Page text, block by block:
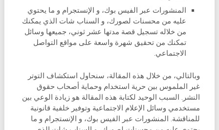
المنشورات عبر الفيس بوك، و الإنستجرام و ما يحتوي
عليه من محسنات لصورك، و السناب شات الذي يمكنك
من خلاله تسجيل قصة مدتها عشر ثوني، جميعها وسائل
تمكنك من تحقيق شهرة واسعة على مواقع التواصل
الاجتماعي.
وبالتالي، من خلال هذه المقالة، سنحاول استكشاف التوتر
غير الملموس بين حرية استخدام وحماية أصحاب حقوق
النشر. السبب الوحيد لكتابة هذه المقالة هو زيادة الوعي بين
مستخدمي وسائل الإعلام الاجتماعية وتوفير خلفية قانونية
للمناقشة. المنشورات عبر الفيس بوك، و الإنستجرام و ما